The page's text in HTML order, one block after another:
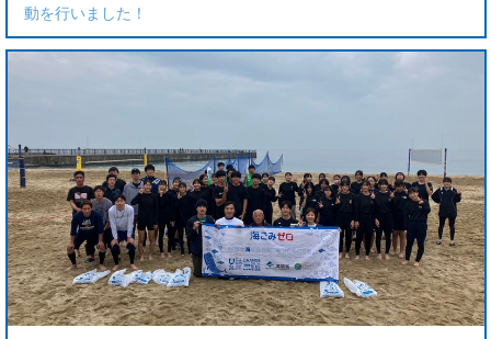
動を行いました！